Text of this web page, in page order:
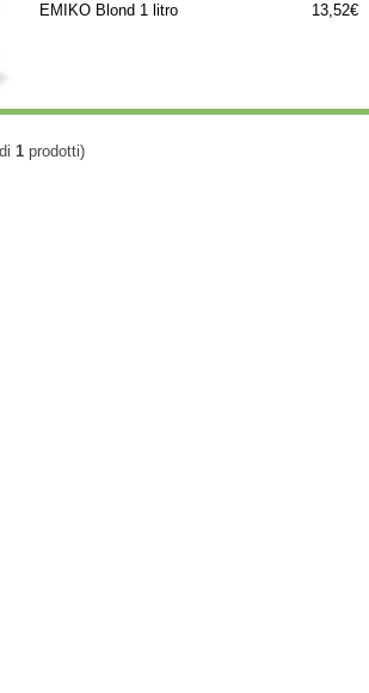
EMIKO Blond 1 litro 13,52€
1 prodotti)